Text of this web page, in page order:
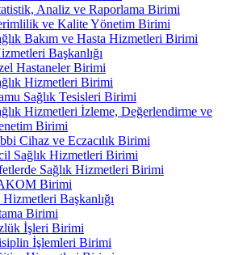
Analiz ve Raporlama Birimi
ve Kalite Yönetim Birimi
Bakım ve Hasta Hizmetleri Birimi
Başkanlığı
Hastaneler Birimi
Hizmetleri Birimi
Sağlık Tesisleri Birimi
Hizmetleri İzleme, Değerlendirme ve
Birimi
Cihaz ve Eczacılık Birimi
Sağlık Hizmetleri Birimi
Sağlık Hizmetleri Birimi
Birimi
Başkanlığı
Birimi
İşleri Birimi
İşlemleri Birimi